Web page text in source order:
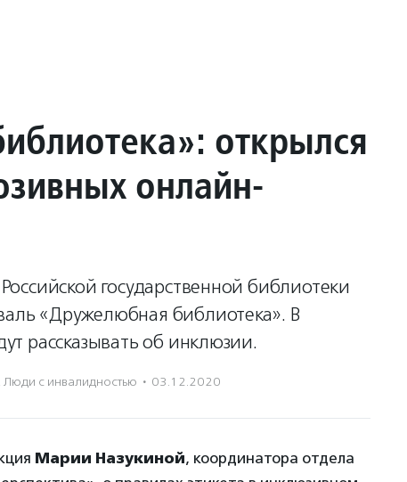
открылся
онлайн-
государственной библиотеки
«Дружелюбная библиотека». В
рассказывать об инклюзии.
Люди с инвалидностью · 03.12.2020
Марии Назукиной, координатора отдела